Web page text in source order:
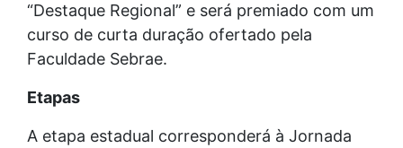
“Destaque Regional” e será premiado com um
curso de curta duração ofertado pela
Faculdade Sebrae.
Etapas
A etapa estadual corresponderá à Jornada